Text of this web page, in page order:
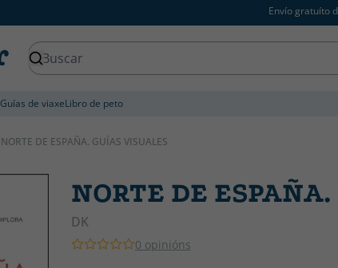
Envío gratuíto
Guías de viaxeLibro de peto
NORTE DE ESPAÑA. GUÍAS VISUALES
NORTE DE
DK
0 opinións